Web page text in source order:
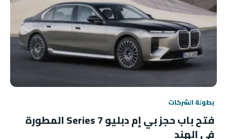
بطولة الشركات
فتح باب حجز بي إم دبليو 7 Series المطورة
في الهند